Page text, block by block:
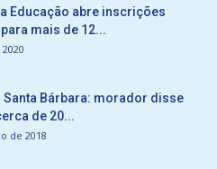
Educação abre inscrições
mais de 12...
Santa Bárbara: morador disse
de 20...
de 2018